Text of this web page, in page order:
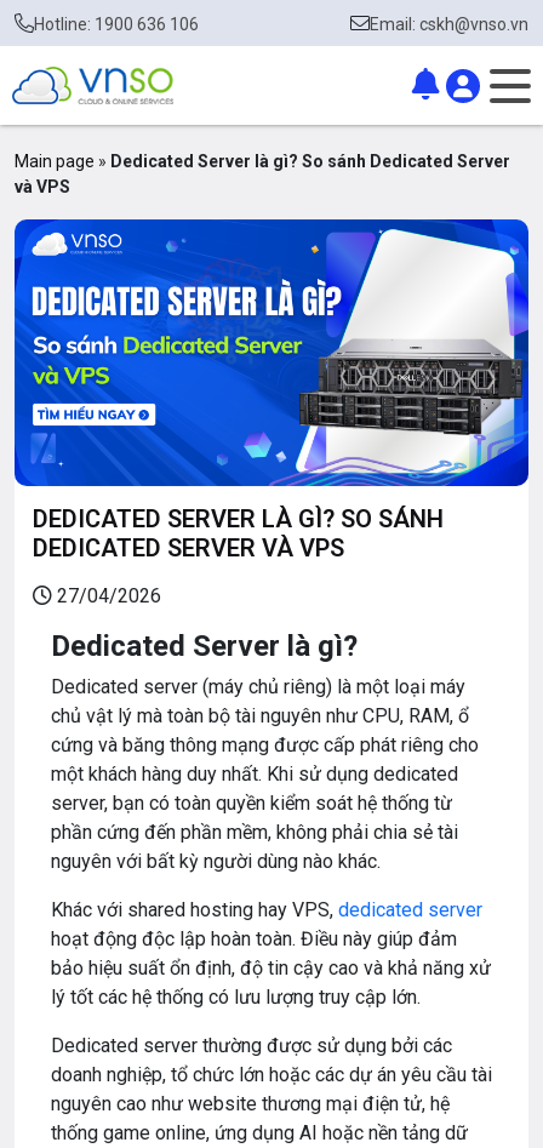
Hotline: 1900 636 106 Email: cskh@vnso.vn
Main page » Dedicated Server là gì? So sánh Dedicated Server
và VPS
DEDICATED SERVER LÀ GÌ? SO SÁNH
DEDICATED SERVER VÀ VPS
27/04/2026
Dedicated Server là gì?
Dedicated server (máy chủ riêng) là một loại máy
chủ vật lý mà toàn bộ tài nguyên như CPU, RAM, ổ
cứng và băng thông mạng được cấp phát riêng cho
một khách hàng duy nhất. Khi sử dụng dedicated
server, bạn có toàn quyền kiểm soát hệ thống từ
phần cứng đến phần mềm, không phải chia sẻ tài
nguyên với bất kỳ người dùng nào khác.
Khác với shared hosting hay VPS, dedicated server
hoạt động độc lập hoàn toàn. Điều này giúp đảm
bảo hiệu suất ổn định, độ tin cậy cao và khả năng xử
lý tốt các hệ thống có lưu lượng truy cập lớn.
Dedicated server thường được sử dụng bởi các
doanh nghiệp, tổ chức lớn hoặc các dự án yêu cầu tài
nguyên cao như website thương mại điện tử, hệ
thống game online, ứng dụng AI hoặc nền tảng dữ